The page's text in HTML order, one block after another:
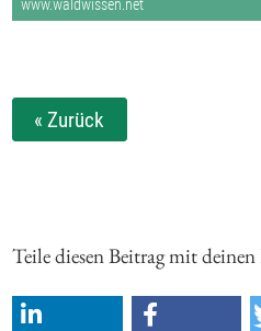
www.waldwissen.net
« Zurück
Teile diesen Beitrag mit